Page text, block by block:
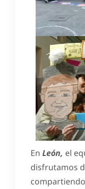
En León, el
disfrutamos